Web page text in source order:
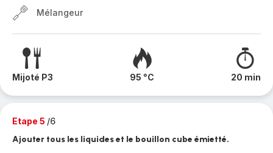
Mélangeur
Mijoté P3 95 °C 20 min
Etape 5 /6
Ajouter tous les liquides et le bouillon cube émietté.